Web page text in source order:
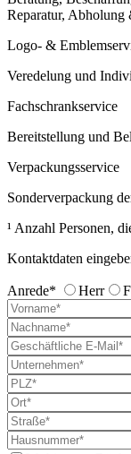
Reparatur,
Logo- &
Veredelung und
Fachschrankservice
Bereitstellung und
Verpackungsservice
Sonderverpackung
¹ Anzahl Personen,
Kontaktdaten
Anrede* Herr